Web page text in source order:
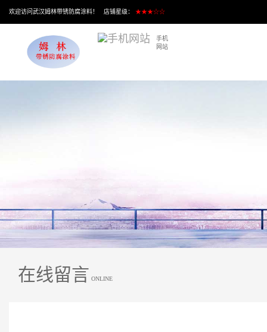
欢迎访问武汉姆林带锈防腐涂料！ 店铺星级： ★★★☆☆
手机
网站
在线留言 ONLINE